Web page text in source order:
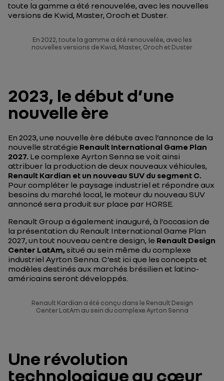
toute la gamme a été renouvelée, avec les nouvelles
versions de Kwid, Master, Oroch et Duster.
En 2022, toute la gamme a été renouvelée, avec les
nouvelles versions de Kwid, Master, Oroch et Duster
2023, le début d’une
nouvelle ère
En 2023, une nouvelle ère débute avec l’annonce de la
nouvelle stratégie Renault International Game Plan
2027. Le complexe Ayrton Senna se voit ainsi
attribuer la production de deux nouveaux véhicules,
Renault Kardian et un nouveau SUV du segment C.
Pour compléter le paysage industriel et répondre aux
besoins du marché local, le moteur du nouveau SUV
annoncé sera produit sur place par HORSE.
Renault Group a également inauguré, à l’occasion de
la présentation du Renault International Game Plan
2027, un tout nouveau centre design, le Renault Design
Center LatAm,situé au sein même du complexe
industriel Ayrton Senna. C’est ici que les concepts et
modèles destinés aux marchés brésilien et latino-
américains seront développés.
Renault Kardian a été conçu dans le Renault Design
Center LatAm au sein du complexe Ayrton Senna
Une révolution
technologique au cœur